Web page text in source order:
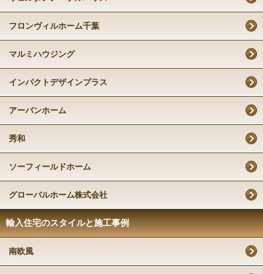
フロンヴィルホーム千葉
マルミハウジング
インパクトデザインプラス
アーバンホーム
秀和
ソーフィールドホーム
グローバルホーム株式会社
輸入住宅のスタイルと施工事例
南欧風